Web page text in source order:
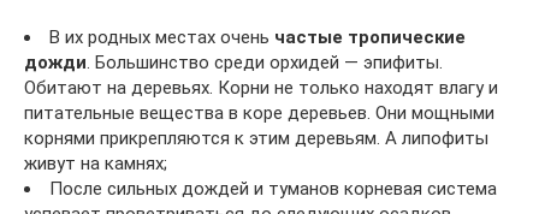
В их родных местах очень частые тропические
дожди. Большинство среди орхидей — эпифиты.
Обитают на деревьях. Корни не только находят влагу и
питательные вещества в коре деревьев. Они мощными
корнями прикрепляются к этим деревьям. А липофиты
живут на камнях;
После сильных дождей и туманов корневая система